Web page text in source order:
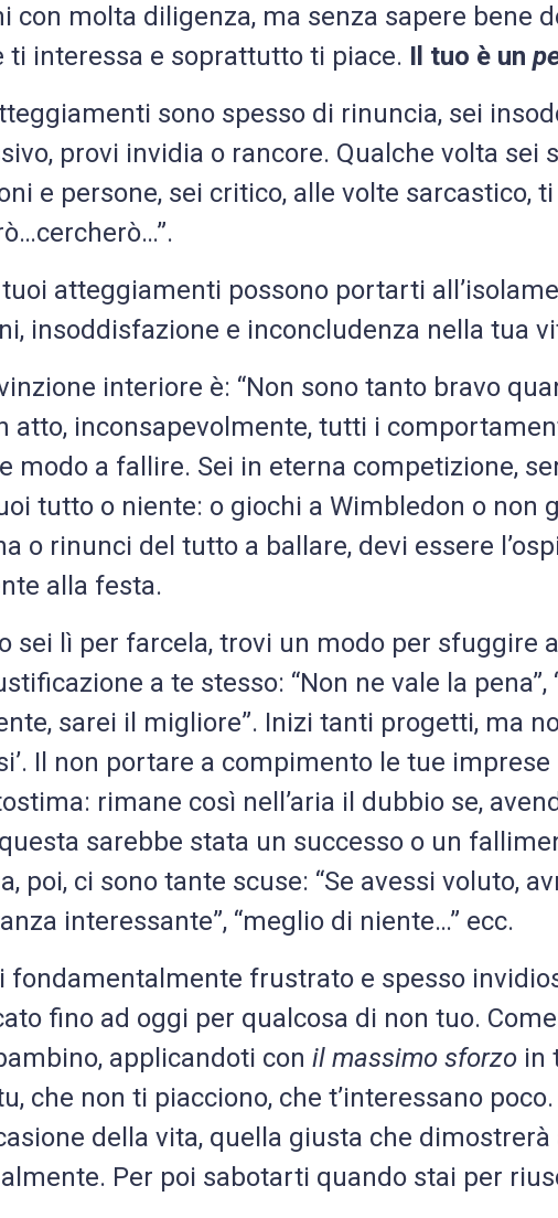
con molta diligenza, ma senza sapere bene
ti interessa e soprattutto ti piace. Il tuo è un
sono spesso di rinuncia, sei
provi invidia o rancore. Qualche volta sei
e persone, sei critico, alle volte sarcastico,
atteggiamenti possono portarti
insoddisfazione e inconcludenza nella tua
interiore è: “Non sono tanto bravo
atto, inconsapevolmente, tutti i
modo a fallire. Sei in eterna competizione,
tutto o niente: o giochi a Wimbledon o non
o rinunci del tutto a ballare, devi essere
alla festa.
sei lì per farcela, trovi un modo per sfuggire
a te stesso: “Non ne vale la
sarei il migliore”. Inizi tanti progetti, ma
Il non portare a compimento le tue
rimane così nell’aria il dubbio se,
sarebbe stata un successo o un
poi, ci sono tante scuse: “Se avessi voluto,
interessante”, “meglio di niente…” ecc.
fondamentalmente frustrato e spesso
fino ad oggi per qualcosa di non tuo.
applicandoti con il massimo sforzo in
che non ti piacciono, che t’interessano
della vita, quella giusta che
Per poi sabotarti quando stai per
2 steps to become
assertive!
Take the quiz, discover your style
LEARN TO BE MORE ASSERTIVE
the GUIDE!
2 passi per
maggiore
Fai il quiz, scopri il tuo stile e
ACQUISIRE più ASSERTIVITA’
video!